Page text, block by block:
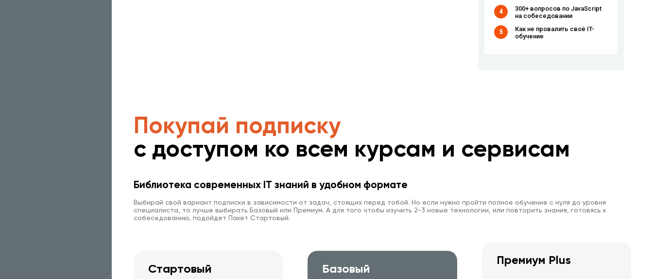
4
300+ вопросов по JavaScript
на собеседовании
5
Как не провалить своё IT-
обучение
Покупай подписку
с доступом ко всем курсам и сервисам
Библиотека современных IT знаний в удобном формате
Выбирай свой вариант подписки в зависимости от задач, стоящих перед тобой. Но если нужно пройти полное обучение с нуля до уровня
специалиста, то лучше выбирать Базовый или Премиум. А для того чтобы изучить 2-3 новые технологии, или повторить знания, готовясь к
собеседованию, подойдет Пакет Стартовый.
Стартовый Базовый
Премиум Plus